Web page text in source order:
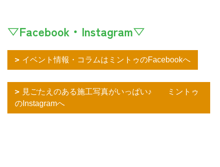
▽Facebook・Instagram▽
イベント情報・コラムはミントゥのFacebookへ
見ごたえのある施工写真がいっぱい♪ ミントゥ
のInstagramへ